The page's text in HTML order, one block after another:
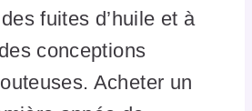
fuites d’huile et à
conceptions
Acheter un